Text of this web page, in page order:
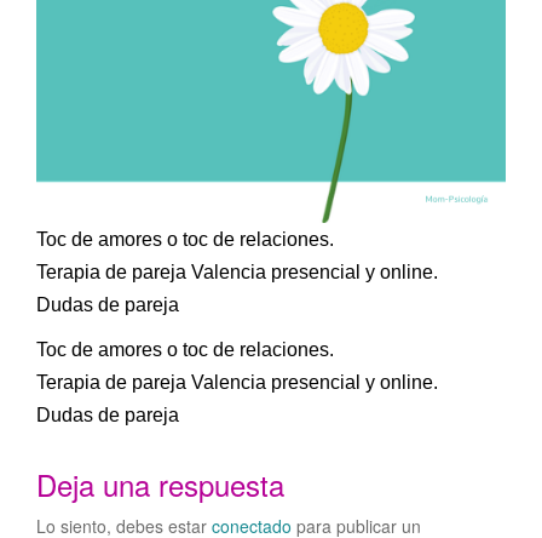
Toc de amores o toc de relaciones.
Terapia de pareja Valencia presencial y online.
Dudas de pareja
Toc de amores o toc de relaciones.
Terapia de pareja Valencia presencial y online.
Dudas de pareja
Deja una respuesta
Lo siento, debes estar conectado para publicar un